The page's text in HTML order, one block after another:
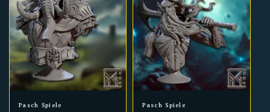
Anbieter:
Pasch Spiele Anbieter:
Pasch Spiele